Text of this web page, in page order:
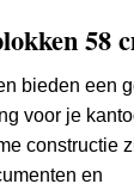
58
bieden een
voor je
constructie
en